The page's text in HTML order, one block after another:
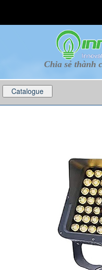
Chia sẻ thành
Catalogue